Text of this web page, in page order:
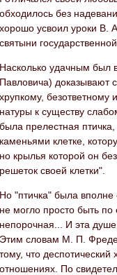
обходилось без
хорошо усвоил уроки В.
святыни
Насколько удачным был
Павловича) доказывают
хрупкому, безответному
натуры к существу
была прелестная
каменьями клетке,
но крылья которой он
решеток своей клетки".
Но "птичка" была вполне
не могло просто быть
непорочная... И эта
Этим словам М. П.
тому, что
отношениях. По